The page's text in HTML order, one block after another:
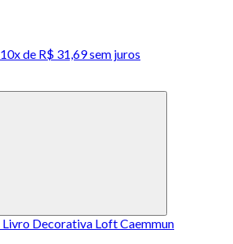
10x de R$ 31,69 sem juros